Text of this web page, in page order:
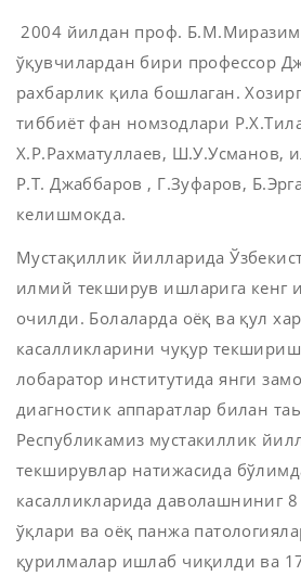
2004 йилдан проф.
ўқувчилардан бири профессор
рахбарлик қила бошлаган.
тиббиёт фан номзодлари
Х.Р.Рахматуллаев, Ш.У.Усманов,
Р.Т. Джаббаров , Г.Зуфаров,
келишмокда.
Мустақиллик йилларида
илмий текширув ишларига кенг
очилди. Болаларда оёқ ва қул
касалликларини чуқур
лобаратор институтида янги
диагностик аппаратлар билан
Республикамиз мустакиллик
текширувлар натижасида
касалликларида даволашниниг 8
ўқлари ва оёқ панжа
қурилмалар ишлаб чиқилди ва